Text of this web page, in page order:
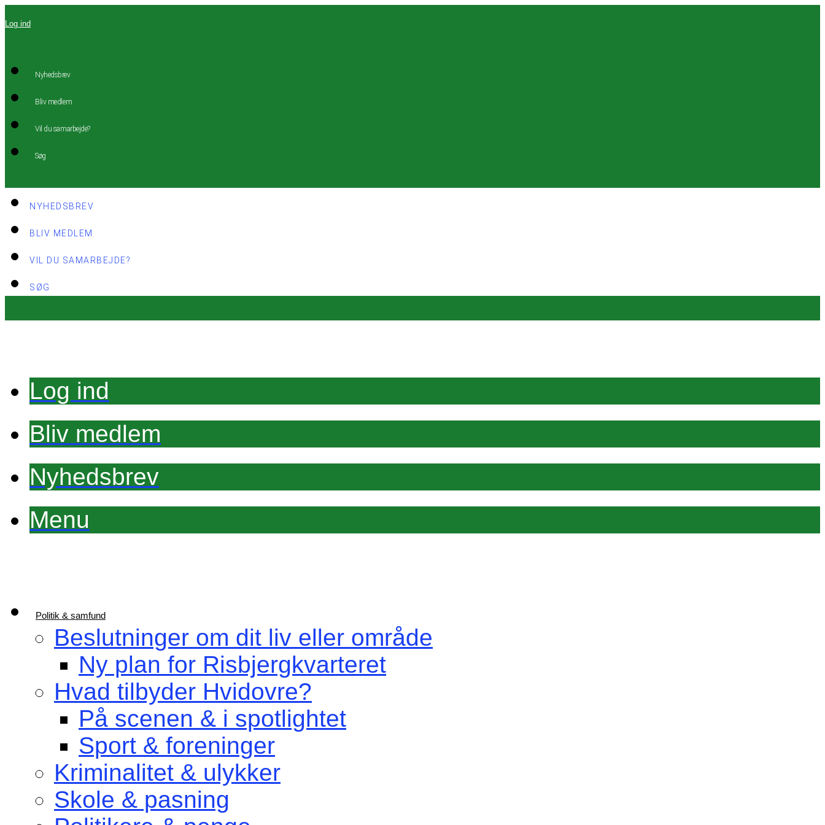
Videre
indhold
Log ind
Nyhedsbrev
Bliv medlem
Vil du samarbejde?
Søg
NYHEDSBREV
BLIV MEDLEM
VIL DU SAMARBEJDE?
SØG
Log ind
Bliv medlem
Nyhedsbrev
Menu
Politik & samfund
Beslutninger om dit liv eller område
Ny plan for Risbjergkvarteret
Hvad tilbyder Hvidovre?
På scenen & i spotlightet
Sport & foreninger
Kriminalitet & ulykker
Skole & pasning